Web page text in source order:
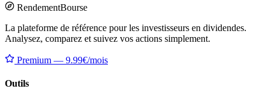
RendementBourse
La plateforme de référence pour les investisseurs en dividendes.
Analysez, comparez et suivez vos actions simplement.
Premium — 9.99€/mois
Outils